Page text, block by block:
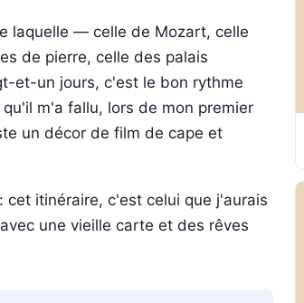
laquelle — celle de Mozart, celle
de pierre, celle des palais
et-un jours, c'est le bon rythme
m'a fallu, lors de mon premier
un décor de film de cape et
cet itinéraire, c'est celui que j'aurais
une vieille carte et des rêves